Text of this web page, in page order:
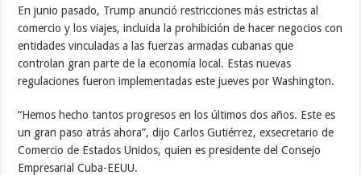
En junio pasado, Trump anunció restricciones más estrictas al
comercio y los viajes, incluida la prohibición de hacer negocios con
entidades vinculadas a las fuerzas armadas cubanas que
controlan gran parte de la economía local. Estas nuevas
regulaciones fueron implementadas este jueves por Washington.
“Hemos hecho tantos progresos en los últimos dos años. Este es
un gran paso atrás ahora”, dijo Carlos Gutiérrez, exsecretario de
Comercio de Estados Unidos, quien es presidente del Consejo
Empresarial Cuba-EEUU.